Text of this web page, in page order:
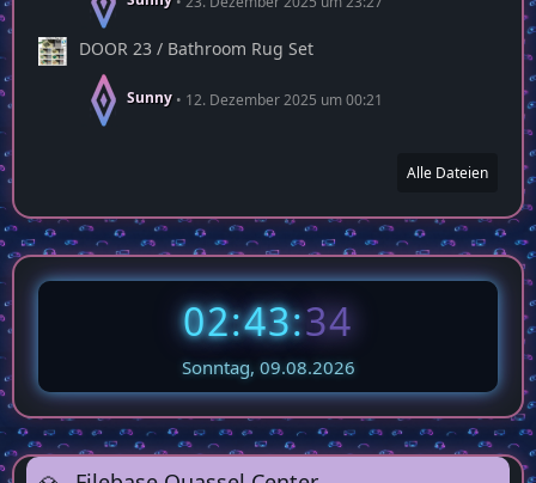
DOOR 23 / Bathroom Rug Set
Sunny 12. Dezember 2025 um 00:21
Alle Dateien
02:43:35
Sonntag, 09.08.2026